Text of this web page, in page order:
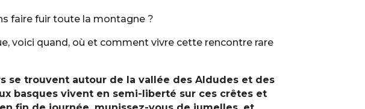
faire fuir toute la montagne ?
voici quand, où et comment vivre cette rencontre rare
se trouvent autour de la vallée des Aldudes et des
basques vivent en semi-liberté sur ces crêtes et